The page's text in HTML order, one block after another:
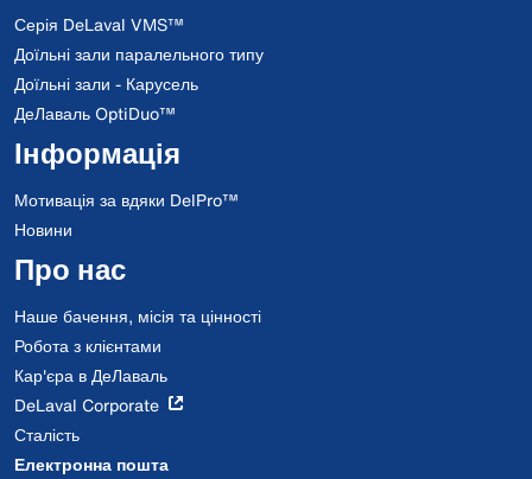
Серія DeLaval VMS™
Доїльні зали паралельного типу
Доїльні зали - Карусель
ДеЛаваль OptiDuo™
Інформація
Мотивація за вдяки DelPro™
Новини
Про нас
Наше бачення, місія та цінності
Робота з клієнтами
Кар'єра в ДеЛаваль
DeLaval Corporate
Сталість
Електронна пошта